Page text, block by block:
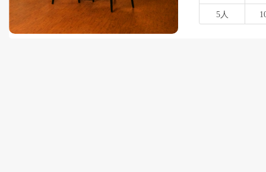
5人